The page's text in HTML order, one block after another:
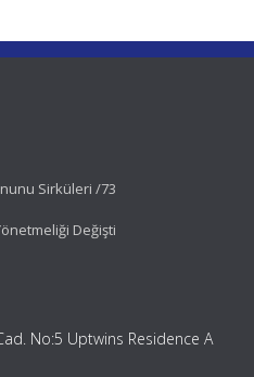
Sirküleri /73
Değişti
No:5 Uptwins Residence A